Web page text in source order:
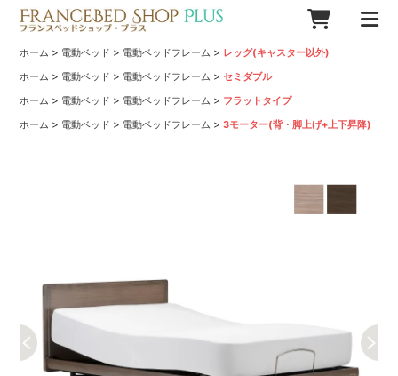
ホーム > 電動ベッド > 電動ベッドフレーム > レッグ(キャスター以外)
ホーム > 電動ベッド > 電動ベッドフレーム >セミダブル
ホーム > 電動ベッド > 電動ベッドフレーム > フラットタイプ
ホーム > 電動ベッド > 電動ベッドフレーム >3モーター(背・脚上げ+上下昇降)